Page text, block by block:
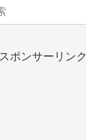
スポンサーリンク